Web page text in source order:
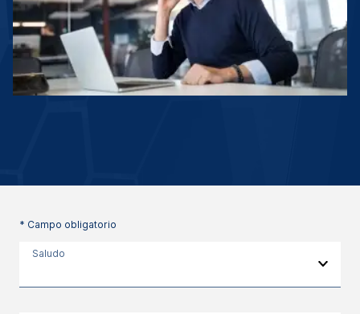
* Campo obligatorio
Saludo